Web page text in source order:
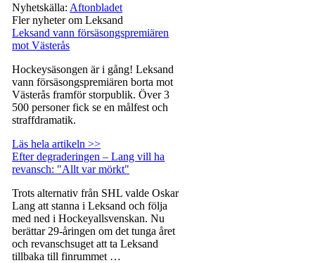
Nyhetskälla: Aftonbladet
Fler nyheter om Leksand
Leksand vann försäsongspremiären
mot Västerås
Hockeysäsongen är i gång! Leksand
vann försäsongspremiären borta mot
Västerås framför storpublik. Över 3
500 personer fick se en målfest och
straffdramatik.
Läs hela artikeln >>
Efter degraderingen – Lang vill ha
revansch: "Allt var mörkt"
Trots alternativ från SHL valde Oskar
Lang att stanna i Leksand och följa
med ned i Hockeyallsvenskan. Nu
berättar 29-åringen om det tunga året
och revanschsuget att ta Leksand
tillbaka till finrummet …